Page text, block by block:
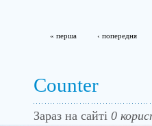
« перша ‹ попередня
Counter
Зараз на сайті 0